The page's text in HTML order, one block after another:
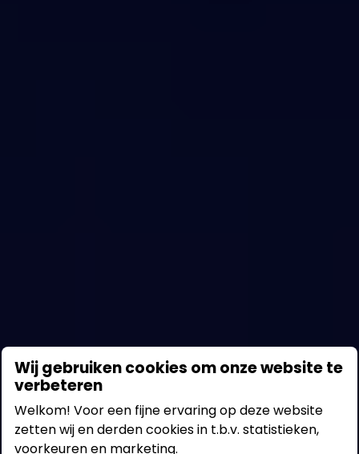
Het nummer 1 open
innovatieplatform
Waar startups en mkb’s de uitdagingen
Wij gebruiken cookies om onze website te
verbeteren
Welkom! Voor een fijne ervaring op deze website
zetten wij en derden cookies in t.b.v. statistieken,
voorkeuren en marketing.